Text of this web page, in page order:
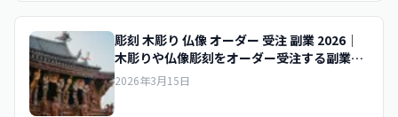
彫刻 木彫り 仏像 オーダー 受注 副業 2026｜
木彫りや仏像彫刻をオーダー受注する副業の
始め方
2026年3月15日